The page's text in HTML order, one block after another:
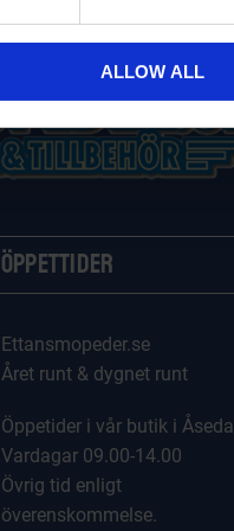
ALLOW ALL
Öppettider
Ettansmopeder.se
Året runt & dygnet runt
Öppetider i vår butik i Åseda
Vardagar 09.00-14.00
Övrig tid enligt
överenskommelse.